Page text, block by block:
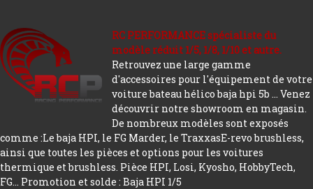
RC PERFORMANCE spécialiste du
modèle réduit 1/5, 1/8, 1/10 et autre.
Retrouvez une large gamme
d'accessoires pour l'équipement de votre
voiture bateau hélico baja hpi 5b ... Venez
découvrir notre showroom en magasin.
De nombreux modèles sont exposés
comme :Le baja HPI, le FG Marder, le TraxxasE-revo brushless,
ainsi que toutes les pièces et options pour les voitures
thermique et brushless. Pièce HPI, Losi, Kyosho, HobbyTech,
FG... Promotion et solde : Baja HPI 1/5